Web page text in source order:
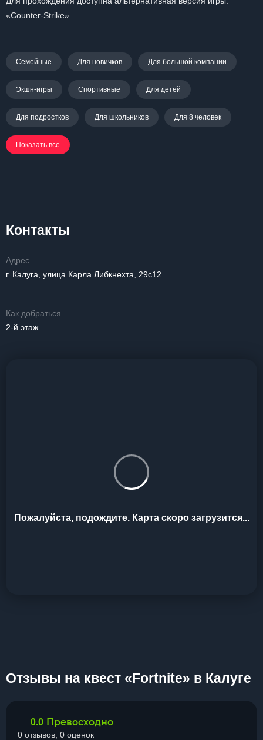
«Counter-Strike».
Семейные Для новичков Для большой компании
Экшн-игры Спортивные Для детей
Для подростков Для школьников Для 8 человек
Показать все
Контакты
Адрес
г. Калуга, улица Карла Либкнехта, 29с12
Как добраться
2-й этаж
Пожалуйста, подождите. Карта скоро загрузится...
Отзывы на квест «Fortnite» в Калуге
0.0 Превосходно
0 отзывов, 0 оценок